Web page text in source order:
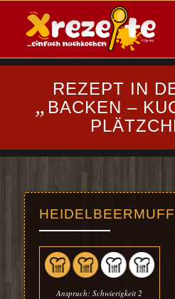
REZEPT IN
„ BACKEN –
Anspruch: Schwierigkeit 2